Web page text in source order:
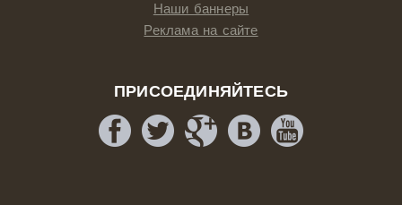
Наши баннеры
Реклама на сайте
ПРИСОЕДИНЯЙТЕСЬ